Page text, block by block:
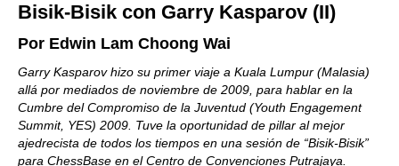
Bisik-Bisik con Garry Kasparov (II)
Por Edwin Lam Choong Wai
Garry Kasparov hizo su primer viaje a Kuala Lumpur (Malasia)
allá por mediados de noviembre de 2009, para hablar en la
Cumbre del Compromiso de la Juventud (Youth Engagement
Summit, YES) 2009. Tuve la oportunidad de pillar al mejor
ajedrecista de todos los tiempos en una sesión de “Bisik-Bisik”
para ChessBase en el Centro de Convenciones Putrajaya.